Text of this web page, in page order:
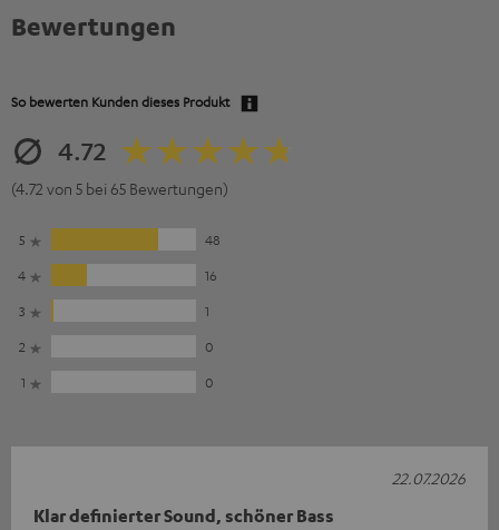
Bewertungen
So bewerten Kunden dieses Produkt
4.72
(4.72 von 5 bei 65 Bewertungen)
5
48
4
16
3
1
2
0
1
0
Klar definierter Sound, schöner Bass
22.07.2026